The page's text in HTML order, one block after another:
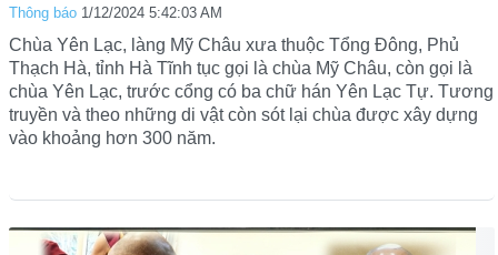
Thông báo 1/12/2024 5:42:03 AM
Chùa Yên Lạc, làng Mỹ Châu xưa thuộc Tổng Đông, Phủ
Thạch Hà, tỉnh Hà Tĩnh tục gọi là chùa Mỹ Châu, còn gọi là
chùa Yên Lạc, trước cổng có ba chữ hán Yên Lạc Tự. Tương
truyền và theo những di vật còn sót lại chùa được xây dựng
vào khoảng hơn 300 năm.